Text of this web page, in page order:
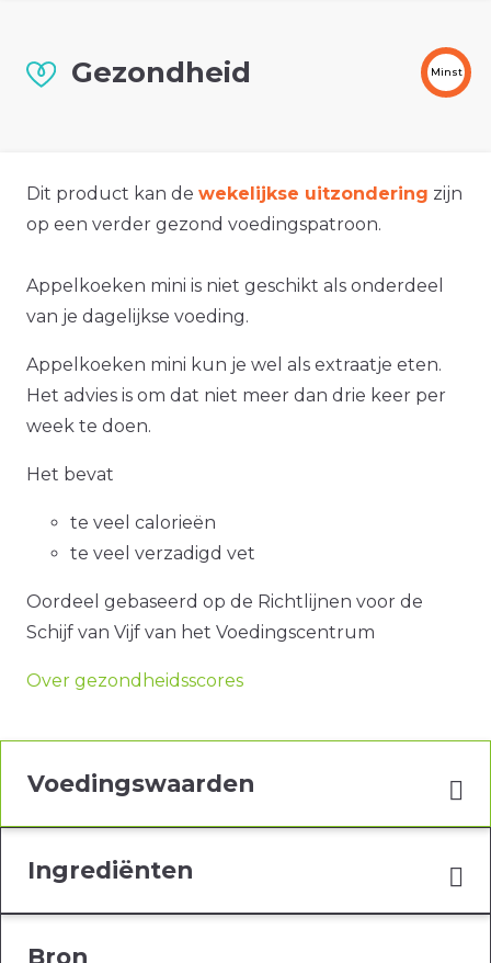
Gezondheid Minst
Dit product kan de wekelijkse uitzondering zijn
op een verder gezond voedingspatroon.
Appelkoeken mini is niet geschikt als onderdeel
van je dagelijkse voeding.
Appelkoeken mini kun je wel als extraatje eten.
Het advies is om dat niet meer dan drie keer per
week te doen.
Het bevat
te veel calorieën
te veel verzadigd vet
Oordeel gebaseerd op de Richtlijnen voor de
Schijf van Vijf van het Voedingscentrum
Over gezondheidsscores
Voedingswaarden
Ingrediënten
Bron